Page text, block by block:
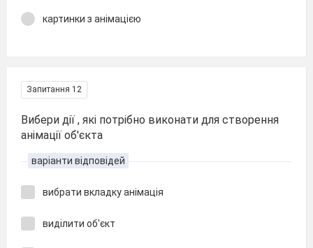
картинки з анімацією
Запитання 12
Вибери дії , які потрібно виконати для створення
анімації об'єкта
варіанти відповідей
вибрати вкладку анімація
виділити об'єкт